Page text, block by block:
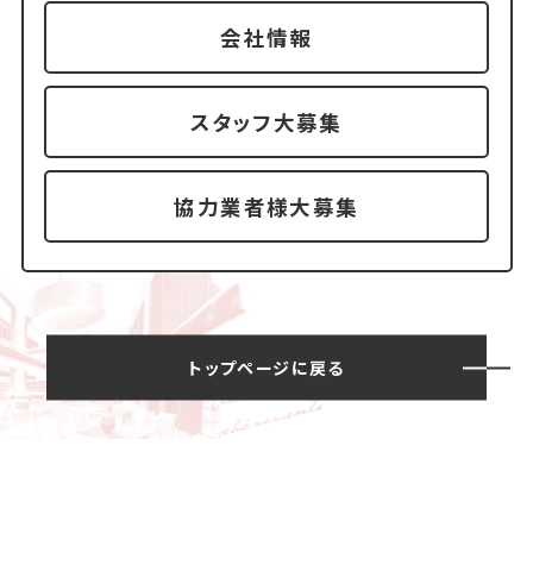
会社情報
スタッフ大募集
協力業者様大募集
トップページに戻る